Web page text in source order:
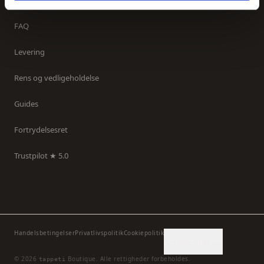
FAQ
Levering
Rens og vedligeholdelse
Guides
Fortrydelsesret
Trustpilot ★ 5.0
HandelsbetingelserPrivatlivspolitikCookiepolitik
© 2026 tappeti Boutique. Alle rettigheder forbeholdes.